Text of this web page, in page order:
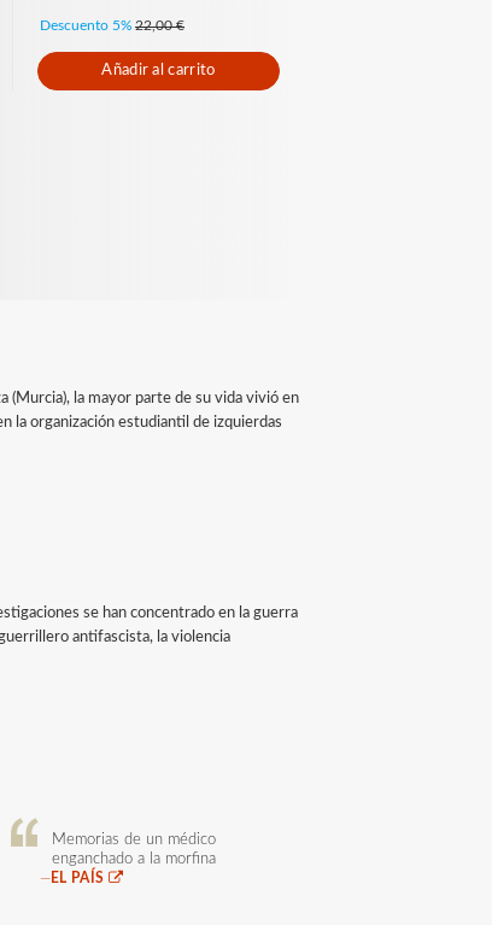
Descuento 5% 22,00 €
Añadir al carrito
(Murcia), la mayor parte de su vida vivió en
la organización estudiantil de izquierdas
se han concentrado en la guerra
antifascista, la violencia
Memorias de un médico
enganchado a la morfina
—EL PAÍS